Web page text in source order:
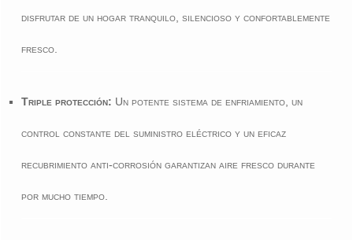
disfrutar de un hogar tranquilo, silencioso y confortablemente
fresco.
Triple protección: Un potente sistema de enfriamiento, un
control constante del suministro eléctrico y un eficaz
recubrimiento anti-corrosión garantizan aire fresco durante
por mucho tiempo.